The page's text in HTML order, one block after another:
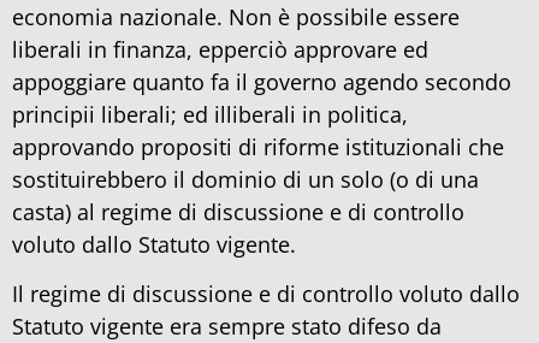
economia nazionale. Non è possibile essere
liberali in finanza, epperciò approvare ed
appoggiare quanto fa il governo agendo secondo
principii liberali; ed illiberali in politica,
approvando propositi di riforme istituzionali che
sostituirebbero il dominio di un solo (o di una
casta) al regime di discussione e di controllo
voluto dallo Statuto vigente.
Il regime di discussione e di controllo voluto dallo
Statuto vigente era sempre stato difeso da